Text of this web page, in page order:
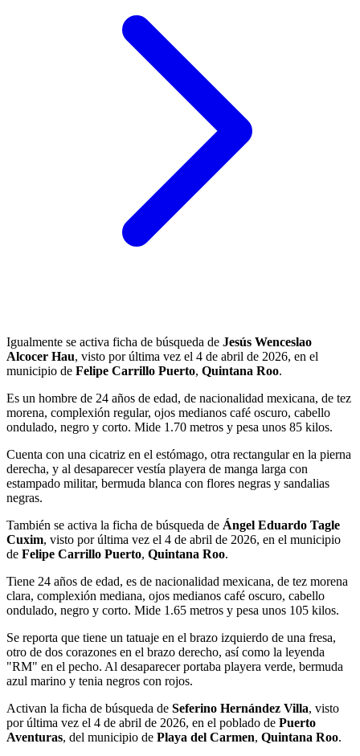
Igualmente se activa ficha de búsqueda de Jesús Wenceslao
Alcocer Hau, visto por última vez el 4 de abril de 2026, en el
municipio de Felipe Carrillo Puerto, Quintana Roo.
Es un hombre de 24 años de edad, de nacionalidad mexicana, de tez
morena, complexión regular, ojos medianos café oscuro, cabello
ondulado, negro y corto. Mide 1.70 metros y pesa unos 85 kilos.
Cuenta con una cicatriz en el estómago, otra rectangular en la pierna
derecha, y al desaparecer vestía playera de manga larga con
estampado militar, bermuda blanca con flores negras y sandalias
negras.
También se activa la ficha de búsqueda de Ángel Eduardo Tagle
Cuxim, visto por última vez el 4 de abril de 2026, en el municipio
de Felipe Carrillo Puerto, Quintana Roo.
Tiene 24 años de edad, es de nacionalidad mexicana, de tez morena
clara, complexión mediana, ojos medianos café oscuro, cabello
ondulado, negro y corto. Mide 1.65 metros y pesa unos 105 kilos.
Se reporta que tiene un tatuaje en el brazo izquierdo de una fresa,
otro de dos corazones en el brazo derecho, así como la leyenda
"RM" en el pecho. Al desaparecer portaba playera verde, bermuda
azul marino y tenia negros con rojos.
Activan la ficha de búsqueda de Seferino Hernández Villa, visto
por última vez el 4 de abril de 2026, en el poblado de Puerto
Aventuras, del municipio de Playa del Carmen, Quintana Roo.